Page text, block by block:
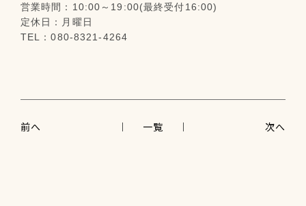
営業時間：10:00～19:00(最終受付16:00)
定休日：月曜日
TEL：080-8321-4264
前へ 一覧 次へ